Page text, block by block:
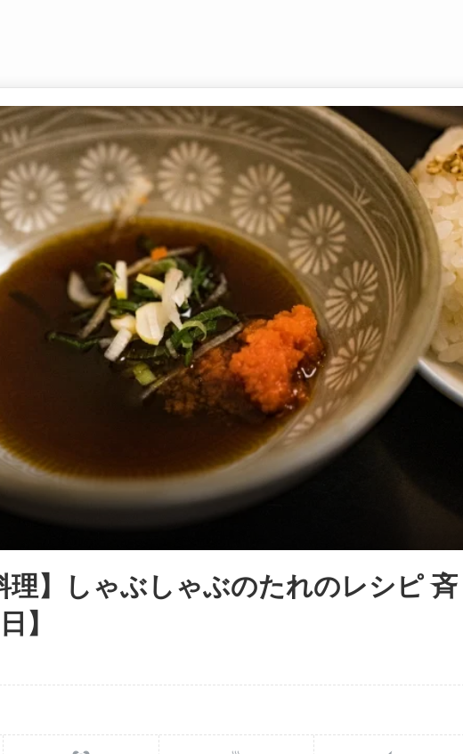
理】しゃぶしゃぶのたれのレシピ 斉
】